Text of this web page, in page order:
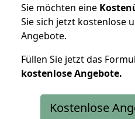
Sie möchten eine
Sie sich jetzt kostenlose
Angebote.
Füllen Sie jetzt das
kostenloseAngebote.
Kostenlose